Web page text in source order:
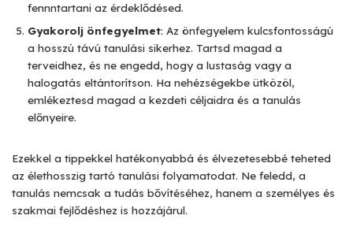
fennntartani az érdeklődésed.
Gyakorolj önfegyelmet: Az önfegyelem kulcsfontosságú
a hosszú távú tanulási sikerhez. Tartsd magad a
terveidhez, és ne engedd, hogy a lustaság vagy a
halogatás eltántorítson. Ha nehézségekbe ütközöl,
emlékeztesd magad a kezdeti céljaidra és a tanulás
előnyeire.
Ezekkel a tippekkel hatékonyabbá és élvezetesebbé teheted
az élethosszig tartó tanulási folyamatodat. Ne feledd, a
tanulás nemcsak a tudás bővítéséhez, hanem a személyes és
szakmai fejlődéshez is hozzájárul.